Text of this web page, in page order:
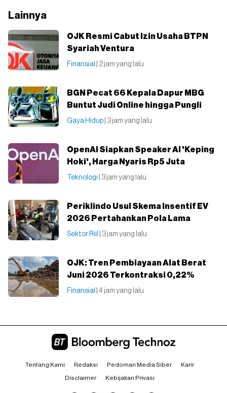
Lainnya
OJK Resmi Cabut Izin Usaha BTPN
Syariah Ventura
Finansial | 2 jam yang lalu
BGN Pecat 66 Kepala Dapur MBG
Buntut Judi Online hingga Pungli
Gaya Hidup | 3 jam yang lalu
OpenAI Siapkan Speaker AI 'Keping
Hoki', Harga Nyaris Rp5 Juta
Teknologi | 3 jam yang lalu
Periklindo Usul Skema Insentif EV
2026 Pertahankan Pola Lama
Sektor Riil | 3 jam yang lalu
OJK: Tren Pembiayaan Alat Berat
Juni 2026 Terkontraksi 0,22%
Finansial | 4 jam yang lalu
Tentang Kami Redaksi Pedoman Media Siber Karir
Disclaimer Kebijakan Privasi